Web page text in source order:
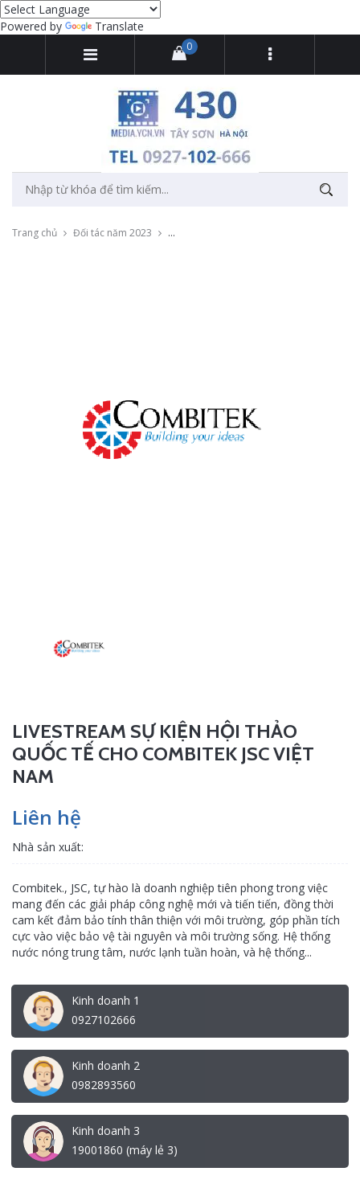
Powered by Translate
0
Trang chủ Đối tác năm 2023 Livestream sự kiện hội thảo quốc tế cho
LIVESTREAM SỰ KIỆN HỘI THẢO
QUỐC TẾ CHO COMBITEK JSC VIỆT
NAM
Liên hệ
Nhà sản xuất:
Combitek., JSC, tự hào là doanh nghiệp tiên phong trong việc
mang đến các giải pháp công nghệ mới và tiến tiến, đồng thời
cam kết đảm bảo tính thân thiện với môi trường, góp phần tích
cực vào việc bảo vệ tài nguyên và môi trường sống. Hệ thống
nước nóng trung tâm, nước lạnh tuần hoàn, và hệ thống...
Kinh doanh 1
0927102666
Kinh doanh 2
0982893560
Kinh doanh 3
19001860 (máy lẻ 3)